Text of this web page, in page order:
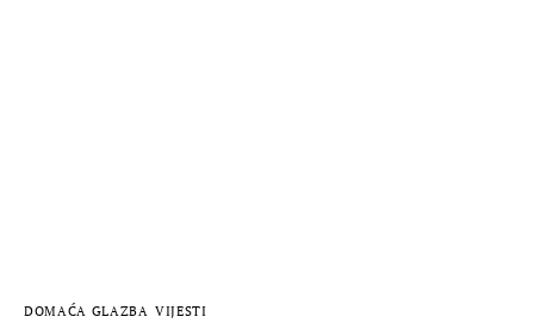
DOMAĆA GLAZBA VIJESTI